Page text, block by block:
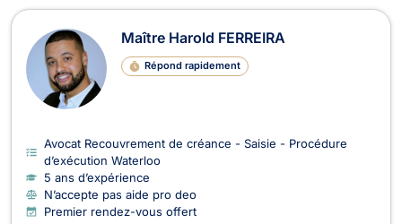
Maître Harold FERREIRA
Répond rapidement
Avocat Recouvrement de créance - Saisie - Procédure
d’exécution Waterloo
5 ans d’expérience
N’accepte pas aide pro deo
Premier rendez-vous offert